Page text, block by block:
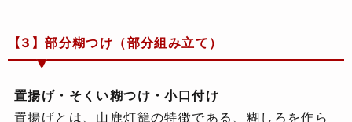
【3】部分糊つけ（部分組み立て）
置揚げ・そくい糊つけ・小口付け
置揚げとは、山鹿灯籠の特徴である、糊しろを作ら